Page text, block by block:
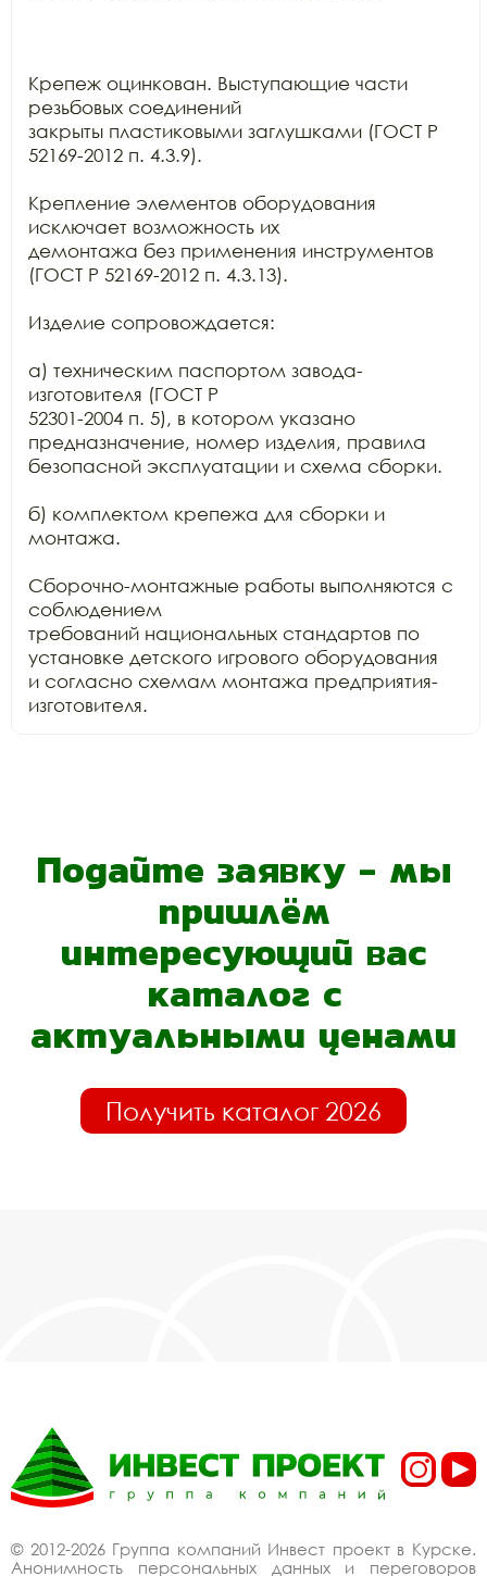
Крепеж оцинкован. Выступающие части
резьбовых соединений
закрыты пластиковыми заглушками (ГОСТ Р
52169-2012 п. 4.3.9).
Крепление элементов оборудования
исключает возможность их
демонтажа без применения инструментов
(ГОСТ Р 52169-2012 п. 4.3.13).
Изделие сопровождается:
а) техническим паспортом завода-
изготовителя (ГОСТ Р
52301-2004 п. 5), в котором указано
предназначение, номер изделия, правила
безопасной эксплуатации и схема сборки.
б) комплектом крепежа для сборки и
монтажа.
Сборочно-монтажные работы выполняются с
соблюдением
требований национальных стандартов по
установке детского игрового оборудования
и согласно схемам монтажа предприятия-
изготовителя.
Подайте заявку - мы
пришлём
интересующий вас
каталог с
актуальными ценами
Получить каталог 2026
© 2012-2026 Группа компаний Инвест проект в Курске.
Анонимность персональных данных и переговоров